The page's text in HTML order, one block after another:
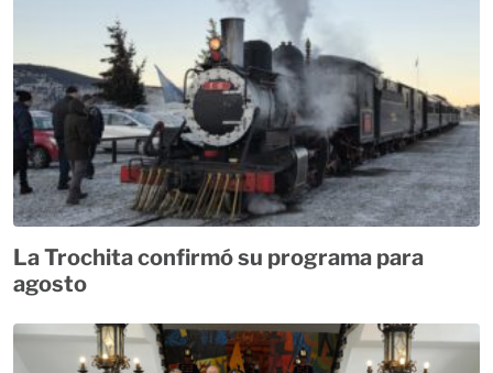
La Trochita confirmó su programa para
agosto